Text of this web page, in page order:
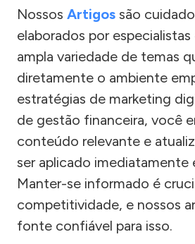
Nossos Artigos são
elaborados por
ampla variedade de temas
diretamente o ambiente
estratégias de marketing
de gestão financeira, você
conteúdo relevante e
ser aplicado imediatamente
Manter-se informado é
competitividade, e nossos
fonte confiável para isso.